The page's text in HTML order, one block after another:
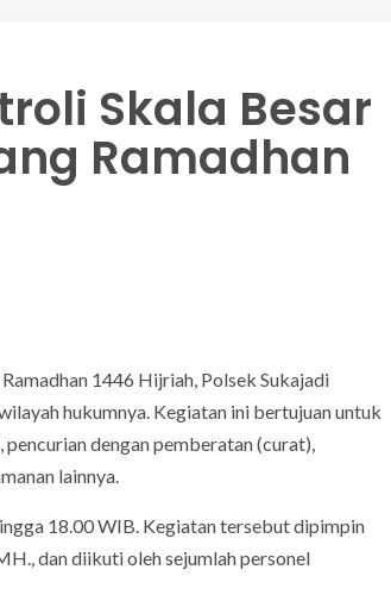
Skala Besar
Ramadhan
1446 Hijriah, Polsek Sukajadi
hukumnya. Kegiatan ini bertujuan untuk
dengan pemberatan (curat),
lainnya.
18.00 WIB. Kegiatan tersebut dipimpin
dan diikuti oleh sejumlah personel